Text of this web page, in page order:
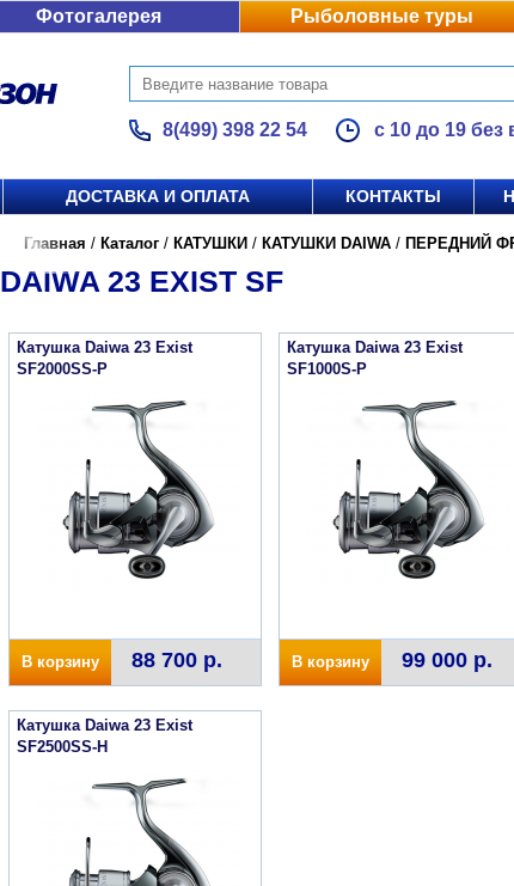
Фотогалерея Рыболовные туры
8(499) 398 22 54 с 10 до 19
ДОСТАВКА И ОПЛАТА КОНТАКТЫ
Главная / Каталог / КАТУШКИ / КАТУШКИ DAIWA / ПЕРЕДНИЙ
DAIWA 23 EXIST SF
Катушка Daiwa 23 Exist
SF2000SS-P
В корзину 88 700 р.
Катушка Daiwa 23 Exist
SF1000S-P
В корзину 99 000 р.
Катушка Daiwa 23 Exist
SF2500SS-H